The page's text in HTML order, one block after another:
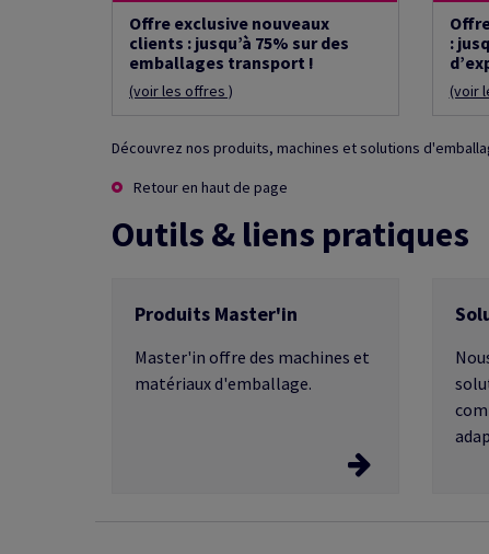
Offre exclusive nouveaux
clients : jusqu’à 75% sur des
emballages transport !
(voir les offres )
:
(voir
Découvrez nos produits, machines et solutions
Retour en haut de page
Outils & liens pratiques
Produits Master'in
Master'in offre des machines et
matériaux d'emballage.